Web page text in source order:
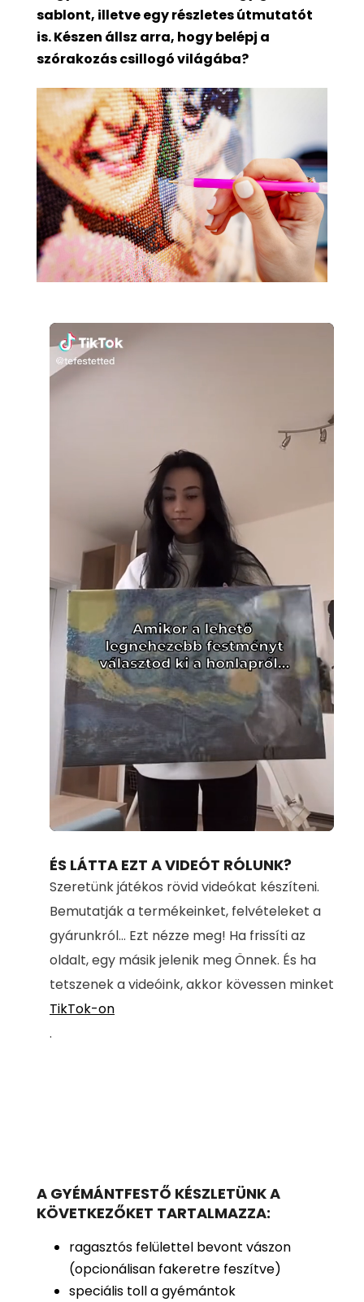
sablont, illetve egy részletes útmutatót
is. Készen állsz arra, hogy belépj a
szórakozás csillogó világába?
Unmute Loaded
100.00%
ÉS LÁTTA EZT A VIDEÓT RÓLUNK?
Szeretünk játékos rövid videókat készíteni.
Bemutatják a termékeinket, felvételeket a
gyárunkról... Ezt nézze meg! Ha frissíti az
oldalt, egy másik jelenik meg Önnek. És ha
tetszenek a videóink, akkor kövessen minket
TikTok-on
.
A GYÉMÁNTFESTŐ KÉSZLETÜNK A
KÖVETKEZŐKET TARTALMAZZA:
ragasztós felülettel bevont vászon
(opcionálisan fakeretre feszítve)
speciális toll a gyémántok